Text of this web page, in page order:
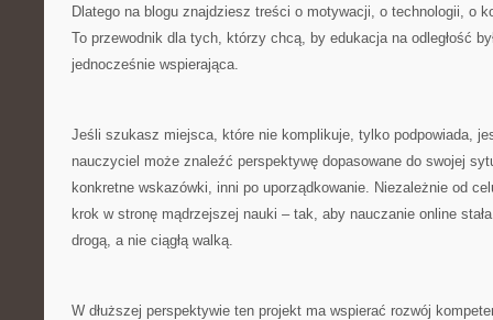
Dlatego na blogu znajdziesz treści o motywacji, o technologii, o
To przewodnik dla tych, którzy chcą, by edukacja na odległość
jednocześnie wspierająca.
Jeśli szukasz miejsca, które nie komplikuje, tylko podpowiada,
nauczyciel może znaleźć perspektywę dopasowane do swojej
konkretne wskazówki, inni po uporządkowanie. Niezależnie od
krok w stronę mądrzejszej nauki – tak, aby nauczanie online
drogą, a nie ciągłą walką.
W dłuższej perspektywie ten projekt ma wspierać rozwój